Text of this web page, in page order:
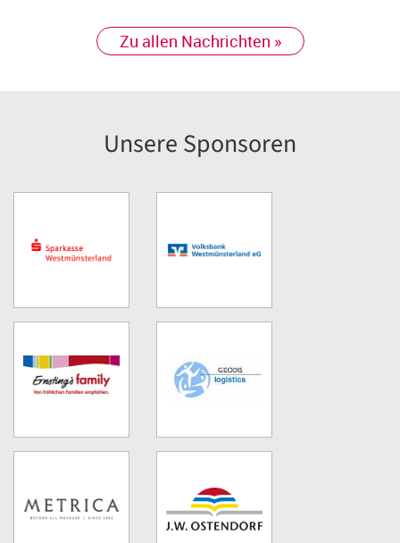
Zu allen Nachrichten »
Unsere Sponsoren